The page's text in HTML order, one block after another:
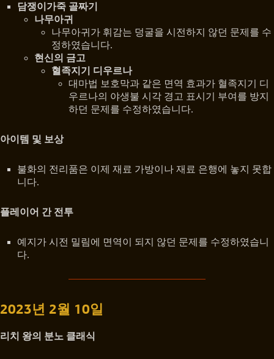
담쟁이가죽 골짜기
나무아귀
나무아귀가 휘감는 덩굴을 시전하지 않던 문제를 수
정하였습니다.
현신의 금고
혈족지기 디우르나
대마법 보호막과 같은 면역 효과가 혈족지기 디
우르나의 야생불 시각 경고 표시기 부여를 방지
하던 문제를 수정하였습니다.
아이템 및 보상
불화의 전리품은 이제 재료 가방이나 재료 은행에 놓지 못합
니다.
플레이어 간 전투
예지가 시전 밀림에 면역이 되지 않던 문제를 수정하였습니
다.
2023년 2월 10일
리치 왕의 분노 클래식